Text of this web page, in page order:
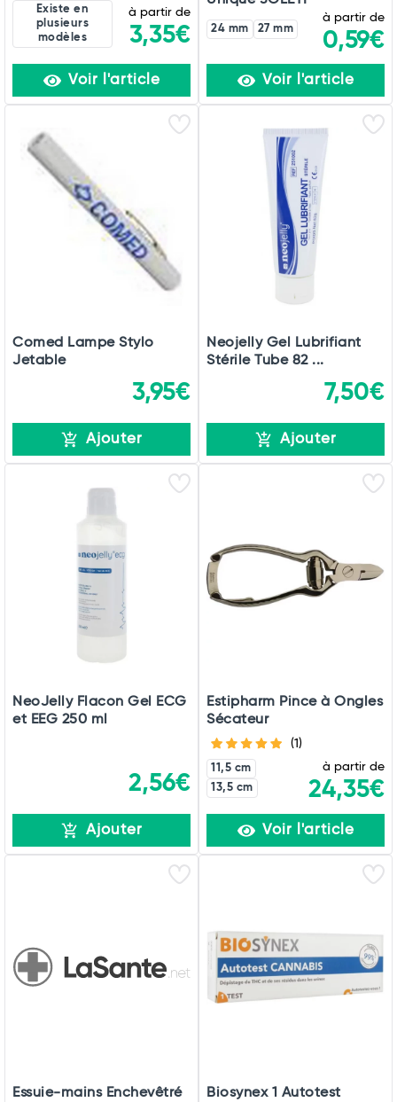
Existe en
plusieurs
modèles
à partir de
3,35€
Voir l'article
24 mm 27 mm
à partir de
0,59€
Voir l'article
Comed Lampe Stylo
Jetable
3,95€
Ajouter
Neojelly Gel Lubrifiant
Stérile Tube 82 ...
7,50€
Ajouter
NeoJelly Flacon Gel ECG
et EEG 250 ml
2,56€
Ajouter
Estipharm Pince à Ongles
Sécateur
(1)
11,5 cm
13,5 cm
à partir de
24,35€
Voir l'article
Essuie-mains Enchevêtré
Biosynex 1 Autotest